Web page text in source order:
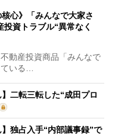
核心》「みんなで大家さ
資トラブル“異常なく
動産投資商品「みんなで
いる…
二転三転した“成田プロ
独占入手“内部議事録”で